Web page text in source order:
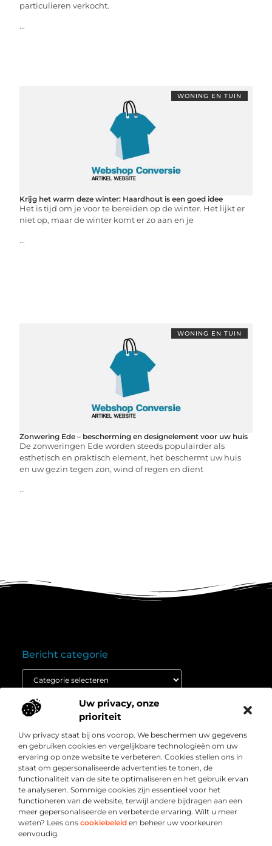
Uw privacy, onze
prioriteit
Uw privacy staat bij ons voorop. We beschermen uw gegevens
en gebruiken cookies en vergelijkbare technologieën om uw
ervaring op onze website te verbeteren. Cookies stellen ons in
staat om gepersonaliseerde advertenties te tonen, de
functionaliteit van de site te optimaliseren en het gebruik ervan
te analyseren. Sommige cookies zijn essentieel voor het
functioneren van de website, terwijl andere bijdragen aan een
meer gepersonaliseerde en verbeterde ervaring. Wilt u meer
weten? Lees ons cookiebeleid en beheer uw voorkeuren
eenvoudig.
particulieren verkocht.
...
WONING EN TUIN
Krijg het warm deze winter: Haardhout is een goed idee
Het is tijd om je voor te bereiden op de winter. Het lijkt er
niet op, maar de winter komt er zo aan en je
...
WONING EN TUIN
Zonwering Ede – bescherming en designelement voor uw huis
De zonweringen Ede worden steeds populairder als
esthetisch en praktisch element, het beschermt uw huis
en uw gezin tegen zon, wind of regen en dient
...
Over
Bedrijf
” Het platform voor slimme inzichten en
conversieboosts “
Duik in waardevolle content, praktische strategieën en
inspirerende cases die jouw webshop naar een hoger
niveau tillen. Welkom bij Webshop-conversie.nl – jouw
bron voor resultaatgerichte kennis en online groei.
Onze informatie
Bericht categorie